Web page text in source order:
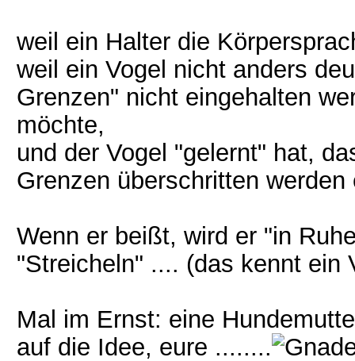
weil ein Halter die
weil ein Vogel nicht anders
Grenzen" nicht eingehalten
möchte,
und der Vogel "gelernt" hat,
Grenzen überschritten
Wenn er beißt, wird er "in
"Streicheln" .... (das kennt ein
Mal im Ernst: eine
auf die Idee, eure ........